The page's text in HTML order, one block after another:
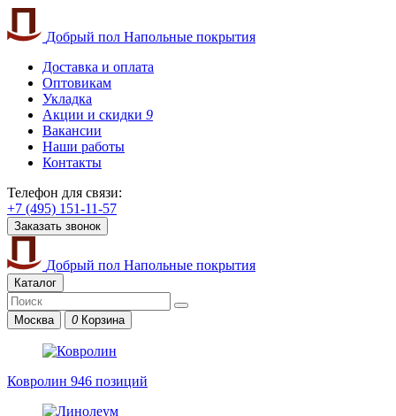
Добрый пол Напольные покрытия
Доставка и оплата
Оптовикам
Укладка
Акции и скидки 9
Вакансии
Наши работы
Контакты
Телефон для связи:
+7 (495) 151-11-57
Заказать звонок
Добрый пол Напольные покрытия
Каталог
Москва 0 Корзина
Ковролин 946 позиций